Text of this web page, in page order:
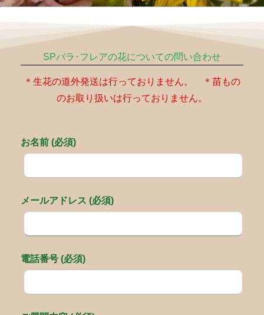
SPバラ･フレアの花についての問い合わせ
＊生花の道外発送は行っておりません。 ＊苗もの
のお取り扱いは行っておりません。
お名前 (必須)
メールアドレス (必須)
電話番号 (必須)